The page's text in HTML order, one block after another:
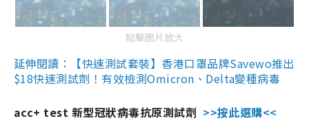
點擊圖片放大
延伸閱讀：【快速測試套裝】香港口罩品牌Savewo推出
$18快速測試劑！有效檢測Omicron、Delta變種病毒
acc+ test 新型冠狀病毒抗原測試劑 >>按此選購<<